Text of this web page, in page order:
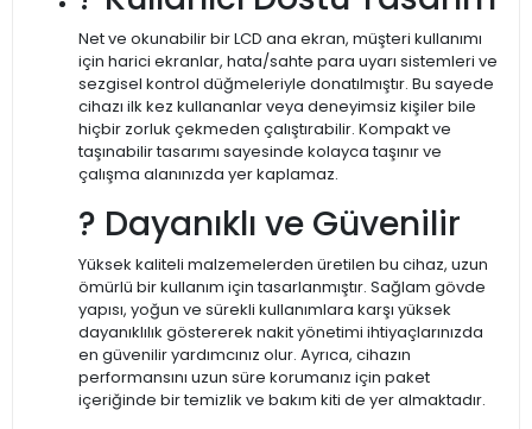
Net ve okunabilir bir LCD ana ekran, müşteri kullanımı
için harici ekranlar, hata/sahte para uyarı sistemleri ve
sezgisel kontrol düğmeleriyle donatılmıştır. Bu sayede
cihazı ilk kez kullananlar veya deneyimsiz kişiler bile
hiçbir zorluk çekmeden çalıştırabilir. Kompakt ve
taşınabilir tasarımı sayesinde kolayca taşınır ve
çalışma alanınızda yer kaplamaz.
? Dayanıklı ve Güvenilir
Yüksek kaliteli malzemelerden üretilen bu cihaz, uzun
ömürlü bir kullanım için tasarlanmıştır. Sağlam gövde
yapısı, yoğun ve sürekli kullanımlara karşı yüksek
dayanıklılık göstererek nakit yönetimi ihtiyaçlarınızda
en güvenilir yardımcınız olur. Ayrıca, cihazın
performansını uzun süre korumanız için paket
içeriğinde bir temizlik ve bakım kiti de yer almaktadır.